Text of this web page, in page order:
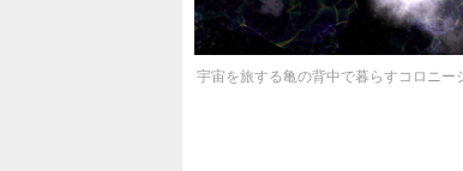
宇宙を旅する亀の背中で暮らすコロニ